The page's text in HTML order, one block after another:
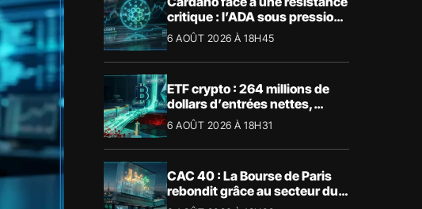
critique : l’ADA sous pression
technique
6 AOÛT 2026 À 18H45
ETF crypto : 264 millions de
dollars d’entrées nettes,
Bitcoin et Ethereum dominent
6 AOÛT 2026 À 18H31
CAC 40 : La Bourse de Paris
rebondit grâce au secteur du
luxe